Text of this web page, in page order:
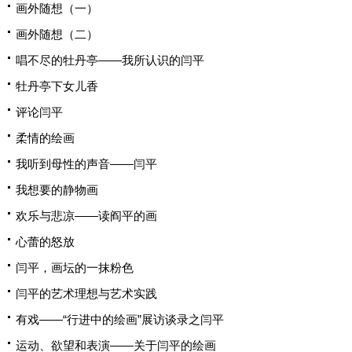
画外随想（一）
画外随想（二）
唱不尽的牡丹亭——我所认识的闫平
牡丹亭下女儿香
评论闫平
柔情的绘画
我听到母性的声音——闫平
我想要的静物画
欢乐与悲凉——读阎平的画
心蕾的怒放
闫平，画坛的一抹粉色
闫平的艺术理想与艺术实践
有戏——“行进中的绘画”展访谈录之闫平
运动、欲望和表演——关于闫平的绘画